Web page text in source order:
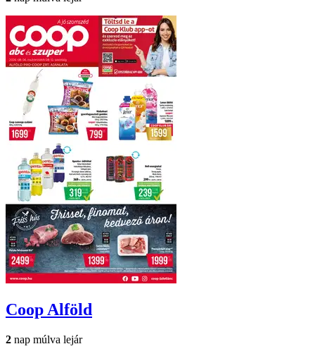
Coop Alföld
2 nap múlva lejár